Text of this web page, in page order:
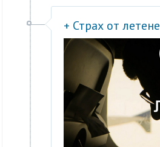
+ Страх от летене